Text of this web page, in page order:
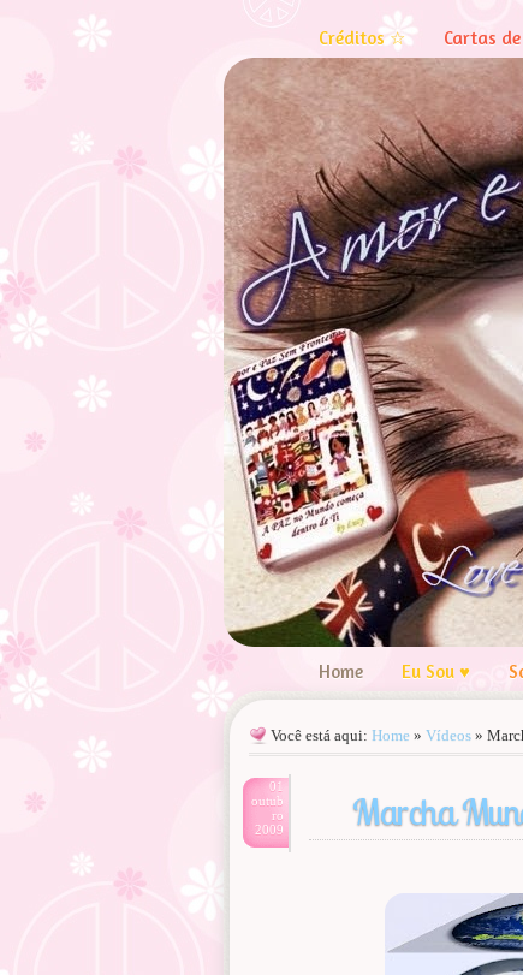
Créditos ☆ Cartas
Home Eu Sou ♥
Você está aqui: Home » Vídeos »
01
outub
ro
2009
Marcha